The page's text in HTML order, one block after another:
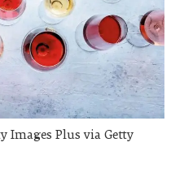
Images Plus via Getty